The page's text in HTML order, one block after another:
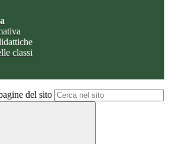
classi
del sito